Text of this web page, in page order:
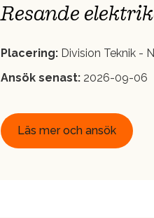
Resande
Placering: Division Teknik -
Ansök senast: 2026-09-06
Läs mer och ansök